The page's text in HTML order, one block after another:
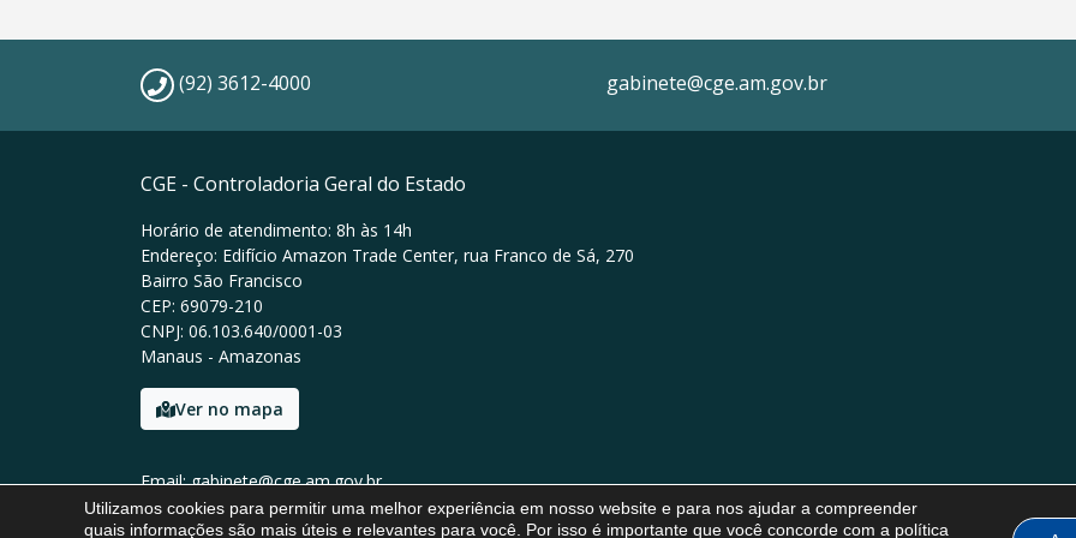
(92) 3612-4000 gabinete@cge.am.gov.br
CGE - Controladoria Geral do Estado
Horário de atendimento: 8h às 14h
Endereço: Edifício Amazon Trade Center, rua Franco de Sá, 270
Bairro São Francisco
CEP: 69079-210
CNPJ: 06.103.640/0001-03
Manaus - Amazonas
Ver no mapa
Email: gabinete@cge.am.gov.br
Tel: (92) 3612-4000
Utilizamos cookies para permitir uma melhor experiência em nosso website e para nos ajudar a compreender
quais informações são mais úteis e relevantes para você. Por isso é importante que você concorde com a política